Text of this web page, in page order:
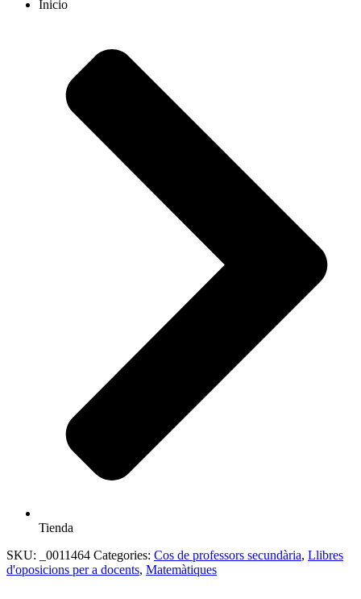
Inicio
Tienda
SKU:
_0011464 Categories: Cos de professors secundària, Llibres
d'oposicions per a docents, Matemàtiques